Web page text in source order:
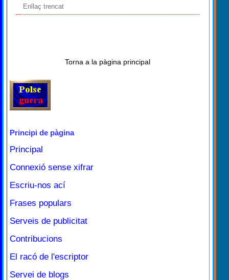
Enllaç trencat
Torna a la pàgina principal
Principi de pàgina
Principal
Connexió sense xifrar
Escriu-nos ací
Frases populars
Serveis de publicitat
Contribucions
El racó de l'escriptor
Servei de blogs